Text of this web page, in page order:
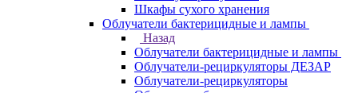
Шкафы сухого хранения
Облучатели бактерицидные и лампы
Назад
Облучатели бактерицидные и лампы
Облучатели-рециркуляторы ДЕЗАР
Облучатели-рециркуляторы